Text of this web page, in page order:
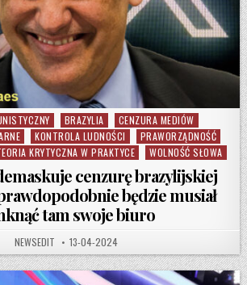
BRAZYLIA
CENZURA MEDIÓW
KONTROLA LUDNOŚCI
PRAWORZĄDNOŚĆ
KRYTYCZNA W PRAKTYCE WOLNOŚĆ SŁOWA
cenzurę brazylijskiej
będzie musiał
tam swoje biuro
AUTHOR:
NEWSEDIT PUBLISHED DATE:
13-04-2024